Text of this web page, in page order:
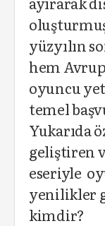
yüzyılın
hem
oyuncu
temel
Yukarıda
geliştiren
eseriyle
yenilikler
kimdir?